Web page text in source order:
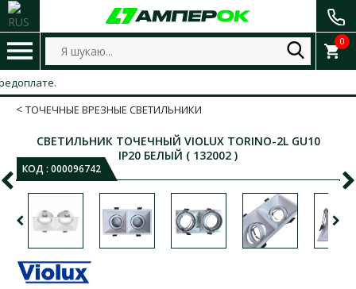
0
ТОЧЕЧНЫЕ ВРЕЗНЫЕ СВЕТИЛЬНИКИ
СВЕТИЛЬНИК ТОЧЕЧНЫЙ VIOLUX TORINO-2L GU10
IP20 БЕЛЫЙ ( 132002 )
КОД : 000096742